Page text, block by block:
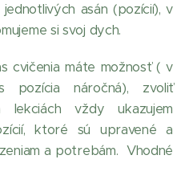
asán (pozícií), v
si svoj dych.
cvičenia máte možnosť ( v
náročná), zvoliť
lekciách vždy ukazujem
ktoré sú upravené a
a potrebám. Vhodné